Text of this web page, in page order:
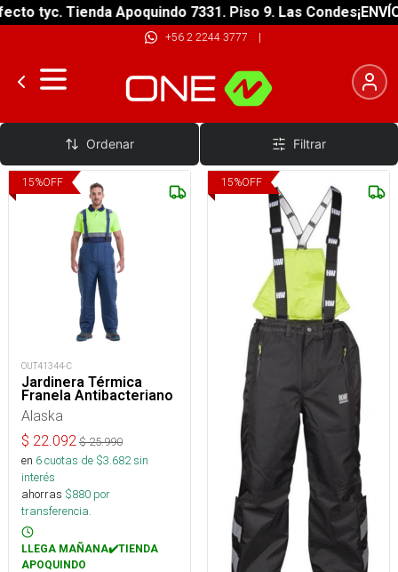
tyc. Tienda Apoquindo 7331. Piso 9. Las Condes
+56 2 2244 3777 |
Jardinera Térmica
Ordenar Filtrar
15%OFF
OUT41344-C
Jardinera Térmica
Franela Antibacteriano
Alaska
$ 22.092 $25.990
en 6cuotas de $3.682sin
interés
ahorras $880 por
transferencia.
LLEGA MAÑANA✔️TIENDA
APOQUINDO
15%OFF